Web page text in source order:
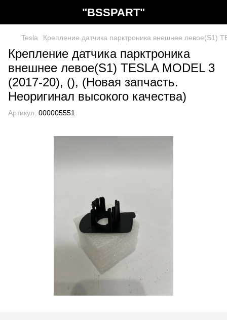
"BSSPART"
Tesla Крепление датчика парктроника внешнее левое(S1)
Крепление датчика парктроника
внешнее левое(S1) TESLA MODEL 3
(2017-20), (), (Новая запчасть.
Неоригинал высокого качества)
Артикул: 000005551